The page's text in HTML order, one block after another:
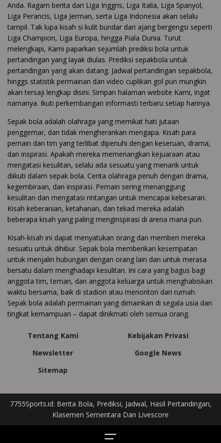
Anda. Ragam berita dari Liga Inggris, Liga Italia, Liga Spanyol,
Liga Perancis, Liga Jerman, serta Liga Indonesia akan selalu
tampil. Tak lupa kisah si kulit bundar dari ajang bergengsi seperti
Liga Champion, Liga Europa, hingga Piala Dunia. Turut
melengkapi, Kami paparkan sejumlah prediksi bola untuk
pertandingan yang layak diulas. Prediksi sepakbola untuk
pertandingan yang akan datang. Jadwal pertandingan sepakbola,
hinggs statistik permainan dan video cuplikan gol pun mungkin
akan tersaji lengkap disini. Simpan halaman website Kami, ingat
namanya. Ikuti perkembangan informasti terbaru setiap harinya.
Sepak bola adalah olahraga yang memikat hati jutaan
penggemar, dan tidak mengherankan mengapa. Kisah para
pemain dan tim yang terlibat dipenuhi dengan keseruan, drama,
dan inspirasi. Apakah mereka memenangkan kejuaraan atau
mengatasi kesulitan, selalu ada sesuatu yang menarik untuk
diikuti dalam sepak bola. Cerita olahraga penuh dengan drama,
kegembiraan, dan inspirasi. Pemain sering menanggung
kesulitan dan mengatasi rintangan untuk mencapai kebesaran.
Kisah keberanian, ketahanan, dan tekad mereka adalah
beberapa kisah yang paling menginspirasi di arena mana pun.
Kisah-kisah ini dapat menyatukan orang dan memberi mereka
sesuatu untuk dihibur. Sepak bola memberikan kesempatan
untuk menjalin hubungan dengan orang lain dan untuk merasa
bersatu dalam menghadapi kesulitan. Ini cara yang bagus bagi
anggota tim, teman, dan anggota keluarga untuk menghabiskan
waktu bersama, baik di stadion atau menonton dari rumah.
Sepak bola adalah permainan yang dimainkan di segala usia dan
tingkat kemampuan – dapat dinikmati oleh semua orang.
Tentang Kami
Kebijakan Privasi
Newsletter
Google News
Sitemap
7755Sports.id: Berita Bola, Prediksi, Jadwal, Hasil Pertandingan,
Klasemen Sementara Dan Livescore